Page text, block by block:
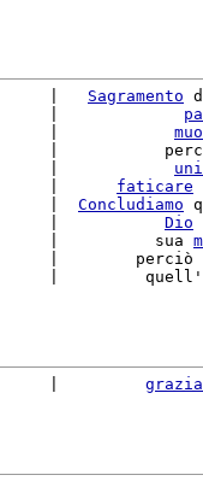
Sagramento
|
faticare
Concludiamo
Dio
|          sua
|
|         quell'
grazia